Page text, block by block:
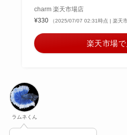
charm 楽天市場店
¥330
（2025/07/07 02:31時点 | 楽天市
楽天市場で
ラムネくん